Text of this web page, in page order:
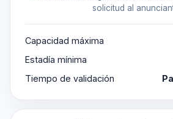
solicitud al
Capacidad máxima
Estadía mínima
Tiempo de validación